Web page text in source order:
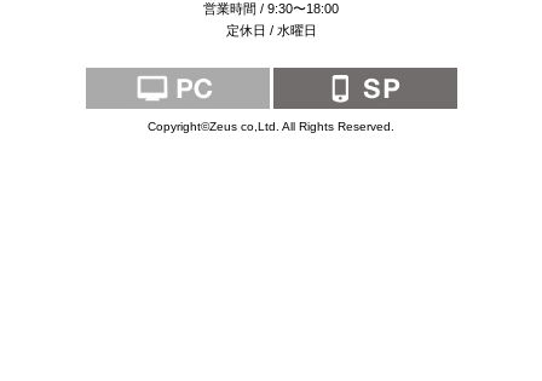
営業時間 / 9:30〜18:00
定休日 / 水曜日
Copyright©Zeus co,Ltd. All Rights Reserved.